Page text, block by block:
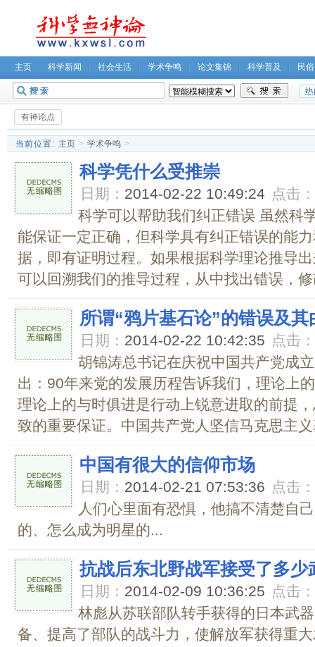
主页 科学新闻 社会生活 学术争鸣 论文集锦 科学普及 民
无神论坛
有神论点
当前位置: 主页 > 学术争鸣 >
科学凭什么受推崇
日期： 2014-02-22 10:49:24 点击：
科学可以帮助我们纠正错误 虽然科
能保证一定正确，但科学具有纠正错误的能
据，即有证明过程。如果根据科学理论推导
可以回溯我们的推导过程，从中找出错误，
所谓“鸦片基石论”的错误及其
日期： 2014-02-22 10:42:35 点击：
胡锦涛总书记在庆祝中国共产党成
出：90年来党的发展历程告诉我们，理论上
理论上的与时俱进是行动上锐意进取的前提
致的重要保证。中国共产党人坚信马克思主
中国有很大的信仰市场
日期： 2014-02-21 07:53:36 点击：
人们心里面有恐惧，他搞不清楚自
的、怎么成为明星的...
抗战后东北野战军接受了多少
日期： 2014-02-09 10:36:25 点击：
林彪从苏联部队转手获得的日本武
备、提高了部队的战斗力，使解放军获得重